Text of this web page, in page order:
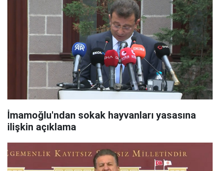
İmamoğlu'ndan sokak hayvanları yasasına
ilişkin açıklama